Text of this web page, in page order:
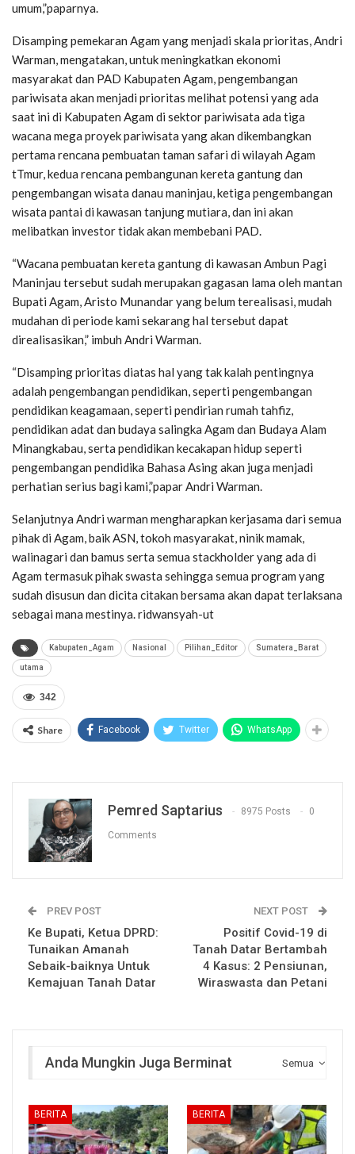
umum,”paparnya.
Disamping pemekaran Agam yang menjadi skala prioritas, Andri
Warman, mengatakan, untuk meningkatkan ekonomi
masyarakat dan PAD Kabupaten Agam, pengembangan
pariwisata akan menjadi prioritas melihat potensi yang ada
saat ini di Kabupaten Agam di sektor pariwisata ada tiga
wacana mega proyek pariwisata yang akan dikembangkan
pertama rencana pembuatan taman safari di wilayah Agam
tTmur, kedua rencana pembangunan kereta gantung dan
pengembangan wisata danau maninjau, ketiga pengembangan
wisata pantai di kawasan tanjung mutiara, dan ini akan
melibatkan investor tidak akan membebani PAD.
“Wacana pembuatan kereta gantung di kawasan Ambun Pagi
Maninjau tersebut sudah merupakan gagasan lama oleh mantan
Bupati Agam, Aristo Munandar yang belum terealisasi, mudah
mudahan di periode kami sekarang hal tersebut dapat
direalisasikan,” imbuh Andri Warman.
“Disamping prioritas diatas hal yang tak kalah pentingnya
adalah pengembangan pendidikan, seperti pengembangan
pendidikan keagamaan, seperti pendirian rumah tahfiz,
pendidikan adat dan budaya salingka Agam dan Budaya Alam
Minangkabau, serta pendidikan kecakapan hidup seperti
pengembangan pendidika Bahasa Asing akan juga menjadi
perhatian serius bagi kami,”papar Andri Warman.
Selanjutnya Andri warman mengharapkan kerjasama dari semua
pihak di Agam, baik ASN, tokoh masyarakat, ninik mamak,
walinagari dan bamus serta semua stackholder yang ada di
Agam termasuk pihak swasta sehingga semua program yang
sudah disusun dan dicita citakan bersama akan dapat terlaksana
sebagai mana mestinya. ridwansyah-ut
Kabupaten_Agam Nasional Pilihan_Editor Sumatera_Barat
utama
342
Share Facebook Twitter WhatsApp
Pemred Saptarius 8975 Posts 0
Comments
PREV POST
Ke Bupati, Ketua DPRD:
Tunaikan Amanah
Sebaik-baiknya Untuk
Kemajuan Tanah Datar
NEXT POST
Positif Covid-19 di
Tanah Datar Bertambah
4 Kasus: 2 Pensiunan,
Wiraswasta dan Petani
Semua
Anda Mungkin Juga Berminat
BERITA BERITA